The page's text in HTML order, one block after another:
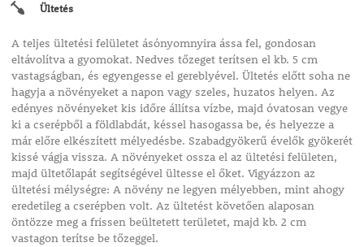
Ültetés
A teljes ültetési felületet ásónyomnyira ássa fel, gondosan
eltávolítva a gyomokat. Nedves tőzeget terítsen el kb. 5 cm
vastagságban, és egyengesse el gereblyével. Ültetés előtt soha ne
hagyja a növényeket a napon vagy szeles, huzatos helyen. Az
edényes növényeket kis időre állítsa vízbe, majd óvatosan vegye
ki a cserépből a földlabdát, késsel hasogassa be, és helyezze a
már előre elkészített mélyedésbe. Szabadgyökerű évelők gyökerét
kissé vágja vissza. A növényeket ossza el az ültetési felületen,
majd ültetőlapát segítségével ültesse el őket. Vigyázzon az
ültetési mélységre: A növény ne legyen mélyebben, mint ahogy
eredetileg a cserépben volt. Az ültetést követően alaposan
öntözze meg a frissen beültetett területet, majd kb. 2 cm
vastagon terítse be tőzeggel.